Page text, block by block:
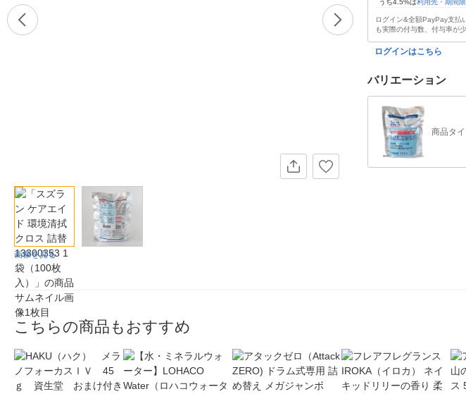
画像を見る
うち4.5%は利用先・期間
ログイン&全額PayPay支払
も実際の付与数、付与率が
ログインはこちら
バリエーション
商品タイ
こちらの商品もおすすめ